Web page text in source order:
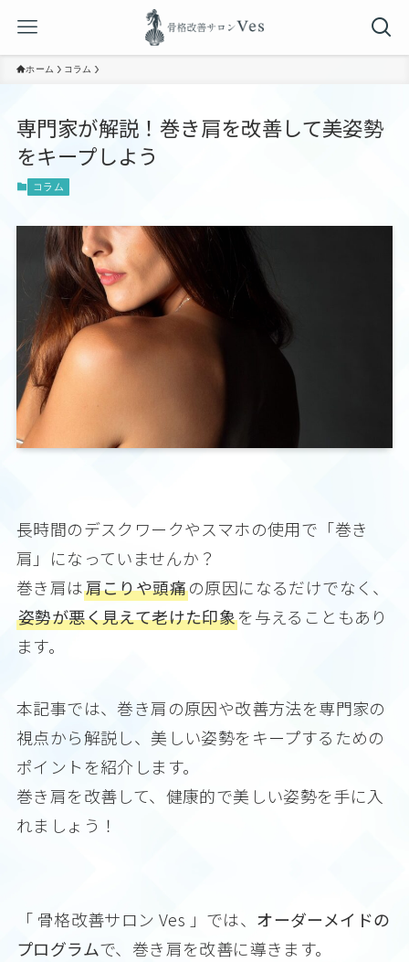
ホーム コラム
専門家が解説！巻き肩を改善して美姿勢
をキープしよう
コラム
長時間のデスクワークやスマホの使用で「巻き
肩」になっていませんか？
巻き肩は肩こりや頭痛の原因になるだけでなく、
姿勢が悪く見えて老けた印象を与えることもあり
ます。
本記事では、巻き肩の原因や改善方法を専門家の
視点から解説し、美しい姿勢をキープするための
ポイントを紹介します。
巻き肩を改善して、健康的で美しい姿勢を手に入
れましょう！
「 骨格改善サロン Ves 」では、 オーダーメイドの
プログラムで、巻き肩を改善に導きます。